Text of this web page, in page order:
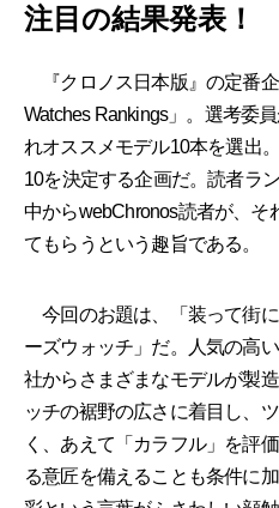
注目の結果発表！
『クロノス日本版』の定番企
Watches Rankings」。選考委
れオススメモデル10本を選出
10を決定する企画だ。読者ラ
中からwebChronos読者が、そ
てもらうという趣旨である。
今回のお題は、「装って街
ーズウォッチ」だ。人気の高
社からさまざまなモデルが製
ッチの裾野の広さに着目し、
く、あえて「カラフル」を評
る意匠を備えることも条件に